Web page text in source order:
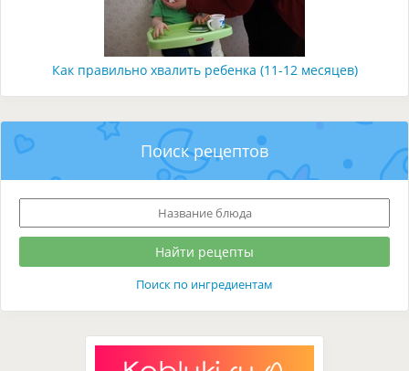
Как правильно хвалить ребенка (11-12 месяцев)
Поиск рецептов
Поиск по ингредиентам